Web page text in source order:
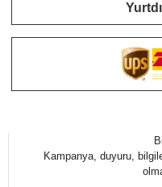
Kampanya, duyuru,